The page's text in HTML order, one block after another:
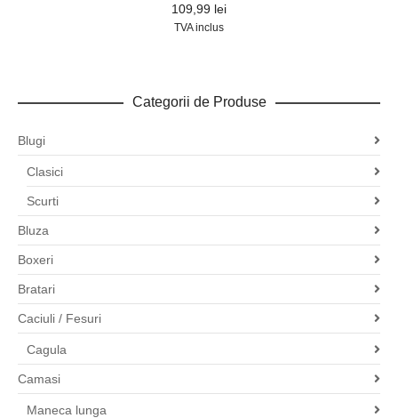
109,99 lei
TVA inclus
Categorii de Produse
Blugi
Clasici
Scurti
Bluza
Boxeri
Bratari
Caciuli / Fesuri
Cagula
Camasi
Maneca lunga